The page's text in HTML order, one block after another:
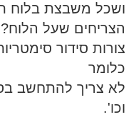
ושכל משבצת בלוח
הצריחים שעל הלוח?
צורות סידור
כלומר
לא צריך להתחשב
וכו'.